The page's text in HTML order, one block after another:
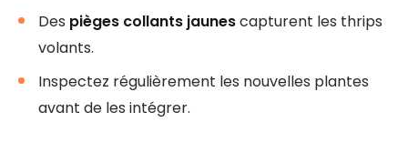
Des pièges collants jaunescapturent les thrips
volants.
Inspectez régulièrement les nouvelles plantes
avant de les intégrer.